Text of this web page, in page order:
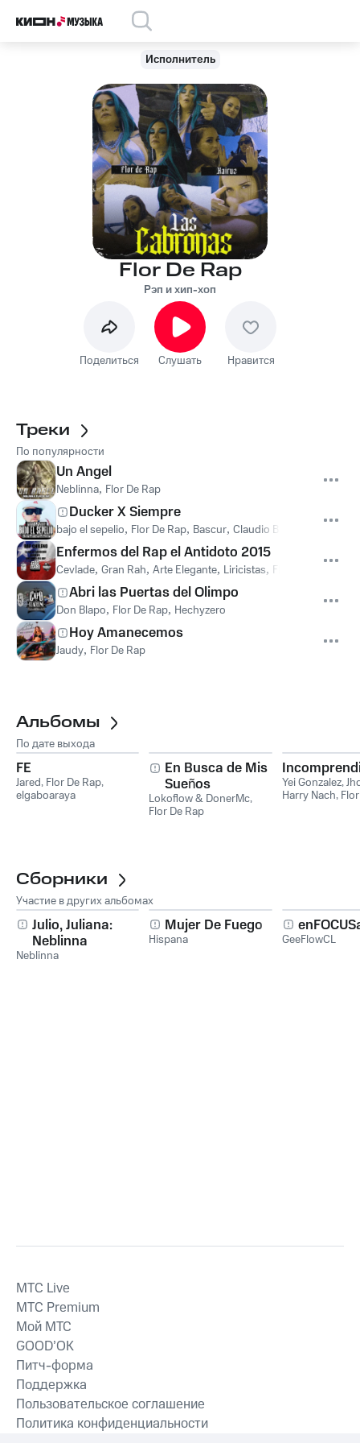
Исполнитель
Flor De Rap
Рэп и хип-хоп
Поделиться Слушать Нравится
Треки
По популярности
Un Angel
Neblinna, Flor De Rap
Ducker X Siempre
bajo el sepelio, Flor De Rap, Bascur, Claudio Bastardo
Enfermos del Rap el Antidoto 2015
Cevlade, Gran Rah, Arte Elegante, Liricistas, Flor De Rap
Abri las Puertas del Olimpo
Don Blapo, Flor De Rap, Hechyzero
Hoy Amanecemos
Jaudy, Flor De Rap
Альбомы
По дате выхода
FE
Jared, Flor De Rap,
elgaboaraya
En Busca de Mis
Sueños
Lokoflow & DonerMc,
Flor De Rap
Yei Gonzalez,
Harry Nach,
Сборники
Участие в других альбомах
Julio, Juliana:
Neblinna
Neblinna
Mujer De Fuego
Hispana GeeFlowCL
MTС Live
MTС Premium
Мой МТС
GOOD’OK
Питч-форма
Поддержка
Пользовательское соглашение
Политика конфиденциальности